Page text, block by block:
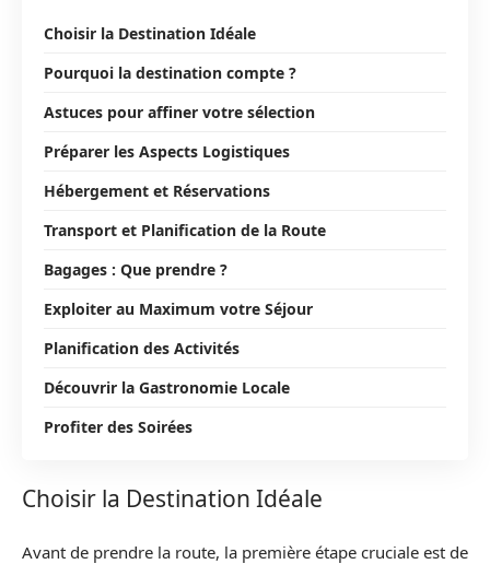
Choisir la Destination Idéale
Pourquoi la destination compte ?
Astuces pour affiner votre sélection
Préparer les Aspects Logistiques
Hébergement et Réservations
Transport et Planification de la Route
Bagages : Que prendre ?
Exploiter au Maximum votre Séjour
Planification des Activités
Découvrir la Gastronomie Locale
Profiter des Soirées
Choisir la Destination Idéale
Avant de prendre la route, la première étape cruciale est de